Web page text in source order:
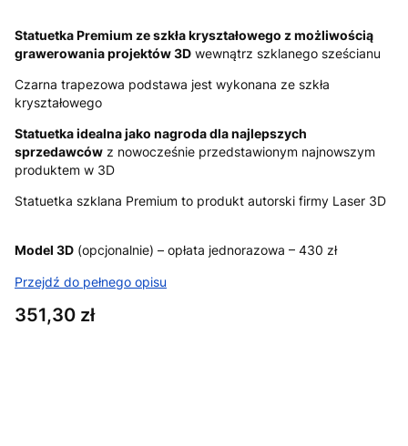
Statuetka Premium ze szkła kryształowego z możliwością
grawerowania projektów 3D wewnątrz szklanego sześcianu
Czarna trapezowa podstawa jest wykonana ze szkła
kryształowego
Statuetka idealna jako nagroda dla najlepszych
sprzedawców z nowocześnie przedstawionym najnowszym
produktem w 3D
Statuetka szklana Premium to produkt autorski firmy Laser 3D
Model 3D (opcjonalnie) – opłata jednorazowa – 430 zł
Przejdź do pełnego opisu
Cena
351,30 zł